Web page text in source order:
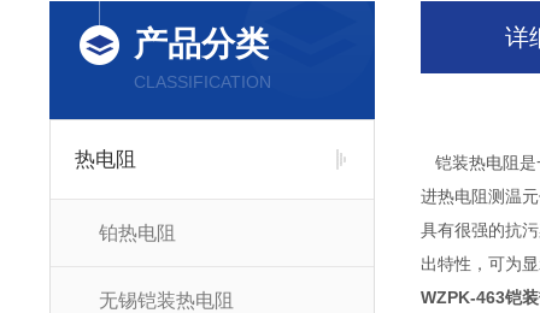
产品分类
CLASSIFICATION
热电阻
铂热电阻
无锡铠装热电阻
详
铠装热电阻是
进热电阻测温
具有很强的抗
出特性，可为
WZPK-463铠